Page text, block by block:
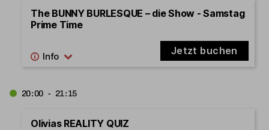
The BUNNY BURLESQUE – die Show - Samstag
Prime Time
Jetzt buchen
20:00 - 21:15
Olivias REALITY QUIZ